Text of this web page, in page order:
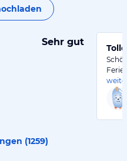
Sehr gut
(1259)